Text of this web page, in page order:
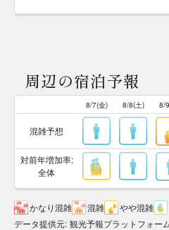
周辺の宿泊予報
8/7(金) 8/8(土) 8/
混雑予想
対前年増加率:
全体
かなり混雑 混雑 やや混雑
データ提供元: 観光予報プラットフォー